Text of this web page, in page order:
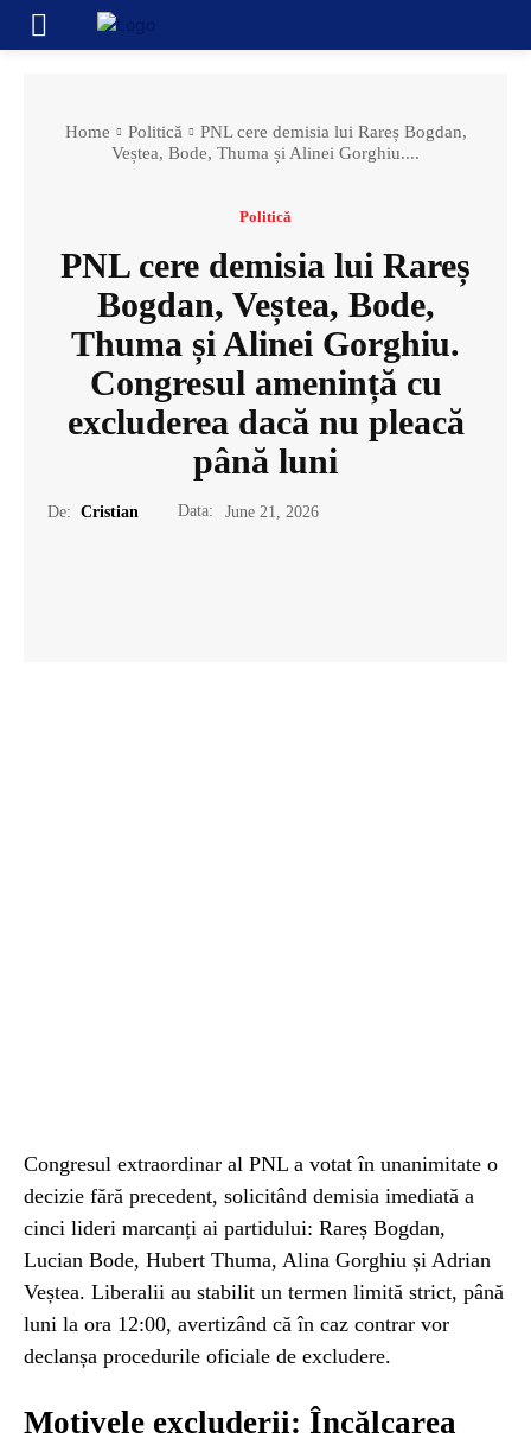
Home Politică
PNL cere demisia lui Rareș Bogdan,
Veștea, Bode, Thuma și Alinei Gorghiu....
Politică
PNL cere demisia lui Rareș
Bogdan, Veștea, Bode,
Thuma și Alinei Gorghiu.
Congresul amenință cu
excluderea dacă nu pleacă
până luni
De: Cristian Data: June 21, 2026
Congresul extraordinar al PNL a votat în unanimitate o
decizie fără precedent, solicitând demisia imediată a
cinci lideri marcanți ai partidului: Rareș Bogdan,
Lucian Bode, Hubert Thuma, Alina Gorghiu și Adrian
Veștea. Liberalii au stabilit un termen limită strict, până
luni la ora 12:00, avertizând că în caz contrar vor
declanșa procedurile oficiale de excludere.
Motivele excluderii: Încălcarea